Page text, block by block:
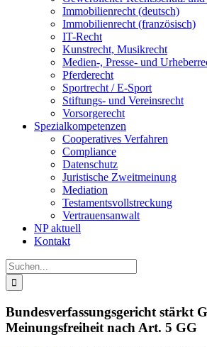
Immobilienrecht (deutsch)
Immobilienrecht (französisch)
IT-Recht
Kunstrecht, Musikrecht
Medien-, Presse- und
Pferderecht
Sportrecht / E-Sport
Stiftungs- und Vereinsrecht
Vorsorgerecht
Spezialkompetenzen
Cooperatives Verfahren
Compliance
Datenschutz
Juristische Zweitmeinung
Mediation
Testamentsvollstreckung
Vertrauensanwalt
NP aktuell
Kontakt
Suche
nach:
Bundesverfassungsgericht stärkt
Meinungsfreiheit nach Art. 5 GG